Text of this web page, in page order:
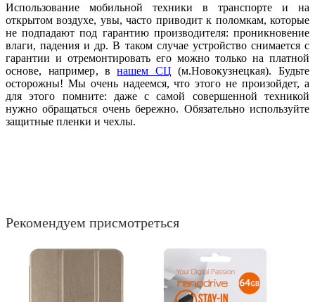
Использование мобильной техники в транспорте и на
открытом воздухе, увы, часто приводит к поломкам, которые
не подпадают под гарантию производителя: проникновение
влаги, падения и др. В таком случае устройство снимается с
гарантии и отремонтировать его можно только на платной
основе, например, внашем СЦ (м.Новокузнецкая). Будьте
осторожны! Мы очень надеемся, что этого не произойдет, а
для этого помните: даже с самой совершенной техникой
нужно обращаться очень бережно. Обязательно используйте
защитные пленки и чехлы.
Рекомендуем присмотреться